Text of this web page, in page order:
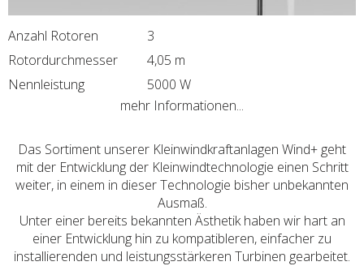
Anzahl Rotoren
3
Rotordurchmesser
4,05 m
Nennleistung
5000 W
mehr Informationen...
Das Sortiment unserer Kleinwindkraftanlagen Wind+ geht
mit der Entwicklung der Kleinwindtechnologie einen Schritt
weiter, in einem in dieser Technologie bisher unbekannten
Ausmaß.
Unter einer bereits bekannten Ästhetik haben wir hart an
einer Entwicklung hin zu kompatibleren, einfacher zu
installierenden und leistungsstärkeren Turbinen gearbeitet.